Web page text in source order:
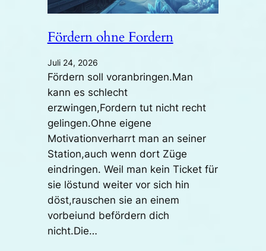
Fördern ohne Fordern
Juli 24, 2026
Fördern soll voranbringen.Man
kann es schlecht
erzwingen,Fordern tut nicht recht
gelingen.Ohne eigene
Motivationverharrt man an seiner
Station,auch wenn dort Züge
eindringen. Weil man kein Ticket für
sie löstund weiter vor sich hin
döst,rauschen sie an einem
vorbeiund befördern dich
nicht.Die…